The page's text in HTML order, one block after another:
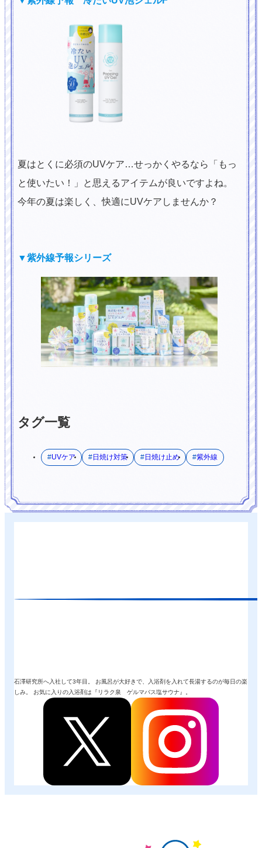
夏はとくに必須のUVケア…せっかくやるなら「もっ
と使いたい！」と思えるアイテムが良いですよね。
今年の夏は楽しく、快適にUVケアしませんか？
▼紫外線予報シリーズ
タグ一覧
UVケア 日焼け対策 日焼け止め 紫外線
石澤研究所へ入社して3年目。 お風呂が大好きで、入浴剤を入れて長湯するのが毎日の楽
しみ。 お気に入りの入浴剤は『リラク泉 ゲルマバス塩サウナ』。